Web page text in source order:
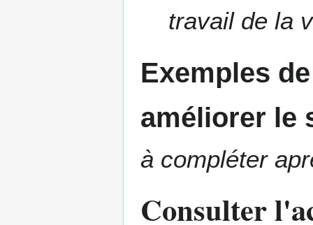
travail de la
Exemples
améliorer le
à compléter
Consulter